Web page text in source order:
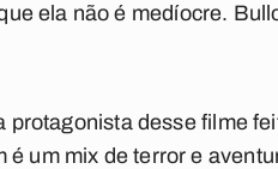
ela não é medíocre.
protagonista desse filme
um mix de terror e